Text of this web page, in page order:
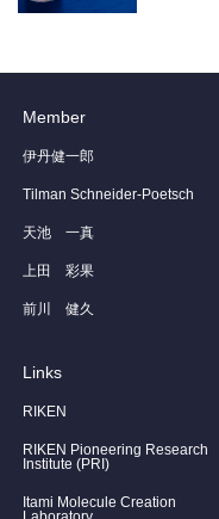
Member
伊丹健一郎
Tilman Schneider-Poetsch
天池 一真
上田 彩果
前川 健久
Links
RIKEN
RIKEN Pioneering Research
Institute (PRI)
Itami Molecule Creation